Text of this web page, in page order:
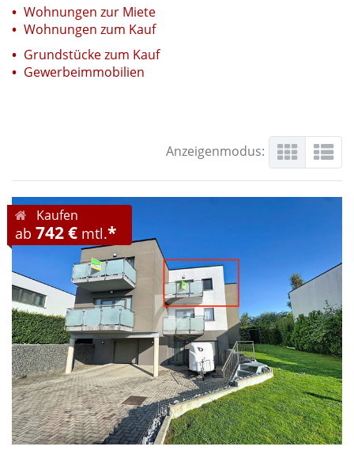
Wohnungen zur Miete
Wohnungen zum Kauf
Grundstücke zum Kauf
Gewerbeimmobilien
Anzeigenmodus:
Kaufen
ab 742 € mtl.*